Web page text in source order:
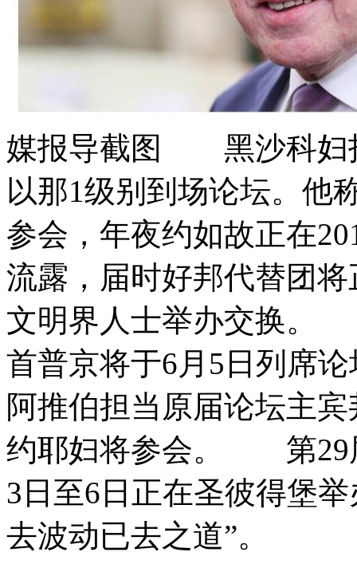
媒报导截图 黑沙科妇
以那1级别到场论坛。他
参会，年夜约如故正在
流露，届时好邦代替团
文明界人士举办交换。
首普京将于6月5日列席
阿推伯担当原届论坛主
约耶妇将参会。 第29
3日至6日正在圣彼得堡
去波动已去之道”。